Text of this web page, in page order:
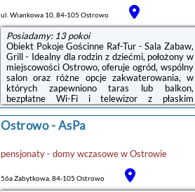
ul. Wiankowa 10, 84-105 Ostrowo
Posiadamy: 13 pokoi
Obiekt Pokoje Gościnne Raf-Tur - Sala Zabaw,
Grill - Idealny dla rodzin z dziećmi, położony w
miejscowości Ostrowo, oferuje ogród, wspólny
salon oraz różne opcje zakwaterowania, w
których zapewniono taras lub balkon,
bezpłatne Wi-Fi i telewizor z płaskim
ekranem.Wyposażenie obejmuje także
lodówkę i czajnik.Na terenie obiektu Pokoje
Gościnne Raf-Tur - Sala Zabaw, Grill - Idealny
sprzęt do grillowania.Odległość ważnych
miejsc od obiektu: Plaża w Ostrowie – 1,5 km,
Port Gdynia – 47 km. Lotnisko Lotnisko
Gdańsk-Rębiechowo ...
Ostrowo-AsPa
pensjonaty - domy wczasowewOstrowie
56a Zabytkowa, 84-105 Ostrowo